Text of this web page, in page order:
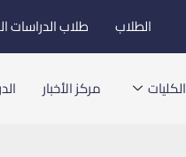
الطلاب طلاب الدراسات
الكليات مركز الأخبار